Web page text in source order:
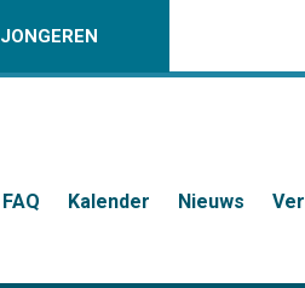
JONGEREN
FAQ Kalender Nieuws